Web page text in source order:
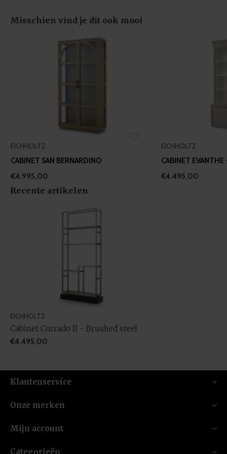
Misschien vind je dit ook mooi
EICHHOLTZ
CABINET SAN BERNARDINO
€4.995,00
EICHHOLTZ
CABINET
€4.495,00
Recente artikelen
EICHHOLTZ
Cabinet Corrado II - Brushed steel
€4.495,00
Klantenservice
Onze merken
Mijn account
Categorieën